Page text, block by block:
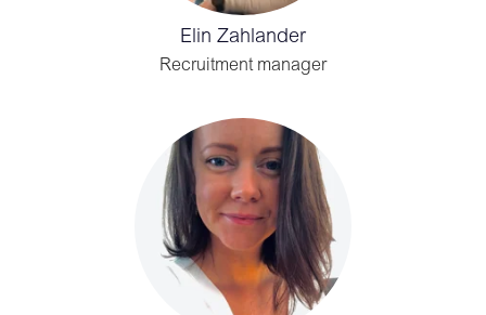
Elin Zahlander
Recruitment manager